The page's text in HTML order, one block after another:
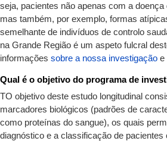
seja, pacientes não apenas com a
mas também, por exemplo, formas
semelhante de indivíduos de controlo
na Grande Região é um aspeto fulcral
informações sobre a nossa investigação e
Qual é o objetivo do programa de
TO objetivo deste estudo longitudinal
marcadores biológicos (padrões de
como proteínas do sangue), os quais
diagnóstico e a classificação de pacientes